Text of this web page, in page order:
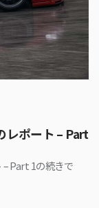
レポート – Part
– Part 1の続きで